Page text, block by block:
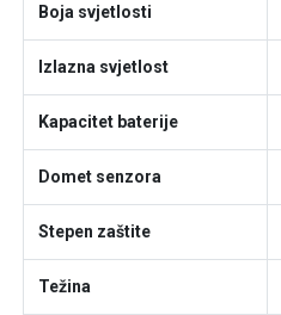
Boja svjetlosti
Izlazna svjetlost
Kapacitet baterije
Domet senzora
Stepen zaštite
Težina